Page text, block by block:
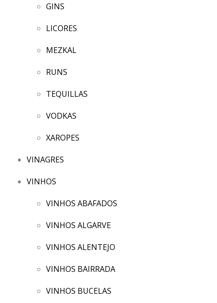
GINS
LICORES
MEZKAL
RUNS
TEQUILLAS
VODKAS
XAROPES
VINAGRES
VINHOS
VINHOS ABAFADOS
VINHOS ALGARVE
VINHOS ALENTEJO
VINHOS BAIRRADA
VINHOS BUCELAS